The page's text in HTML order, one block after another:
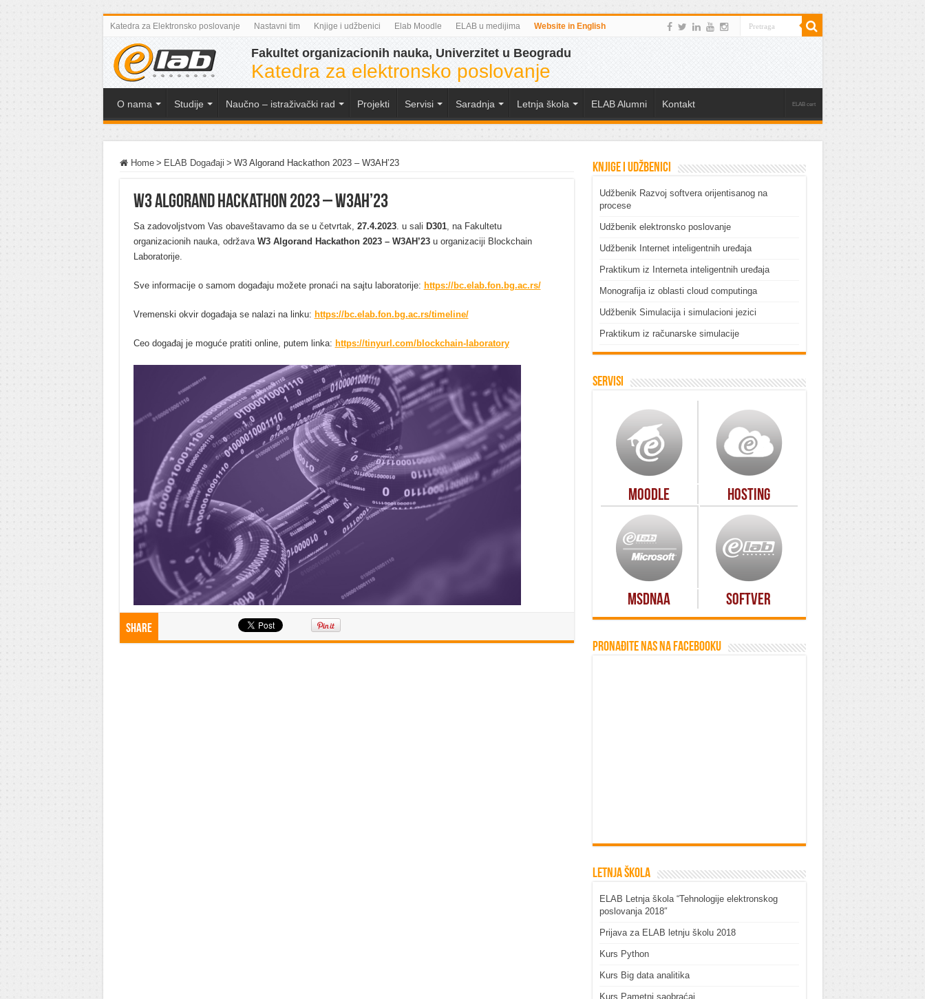
Katedra za Elektronsko poslovanje Nastavni tim Knjige i udžbenici Elab Moodle ELAB u medijima Website in English
Fakultet organizacionih nauka, Univerzitet u Beogradu
Katedra za elektronsko poslovanje
O nama Studije Naučno – istraživački rad Projekti Servisi Saradnja Letnja škola ELAB Alumni Kontakt ELAB cert
Home > ELAB Događaji > W3 Algorand Hackathon 2023 – W3AH’23
W3 Algorand Hackathon 2023 – W3AH’23
Sa zadovoljstvom Vas obaveštavamo da se u četvrtak, 27.4.2023. u sali D301, na Fakultetu
organizacionih nauka, održava W3 Algorand Hackathon 2023 – W3AH’23u organizaciji Blockchain
Laboratorije.
Sve informacije o samom događaju možete pronaći na sajtu laboratorije: https://bc.elab.fon.bg.ac.rs/
Vremenski okvir događaja se nalazi na linku: https://bc.elab.fon.bg.ac.rs/timeline/
Ceo događaj je moguće pratiti online, putem linka: https://tinyurl.com/blockchain-laboratory
Share
Knjige i udžbenici
Udžbenik Razvoj softvera orijentisanog na
procese
Udžbenik elektronsko poslovanje
Udžbenik Internet inteligentnih uređaja
Praktikum iz Interneta inteligentnih uređaja
Monografija iz oblasti cloud computinga
Udžbenik Simulacija i simulacioni jezici
Praktikum iz računarske simulacije
Servisi
Moodle Hosting
MSDNAA Softver
Pronađite nas na Facebooku
Letnja škola
ELAB Letnja škola “Tehnologije elektronskog
poslovanja 2018″
Prijava za ELAB letnju školu 2018
Kurs Python
Kurs Big data analitika
Kurs Pametni saobraćaj